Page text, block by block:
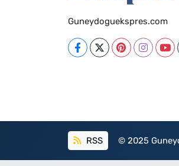
Guneydoguekspres.com
RSS © 2025